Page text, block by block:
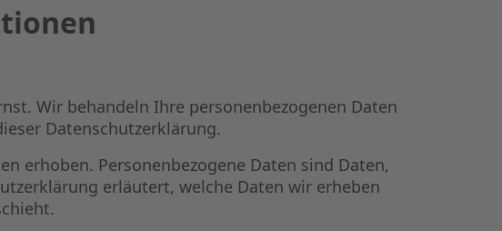
Wir behandeln Ihre personenbezogenen Daten
Datenschutzerklärung.
erhoben. Personenbezogene Daten sind Daten,
erläutert, welche Daten wir erheben